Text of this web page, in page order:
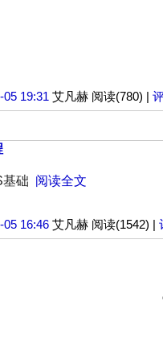
05 19:31 艾凡赫 阅读(780) |
础 阅读全文
05 16:46艾凡赫 阅读(1542) |